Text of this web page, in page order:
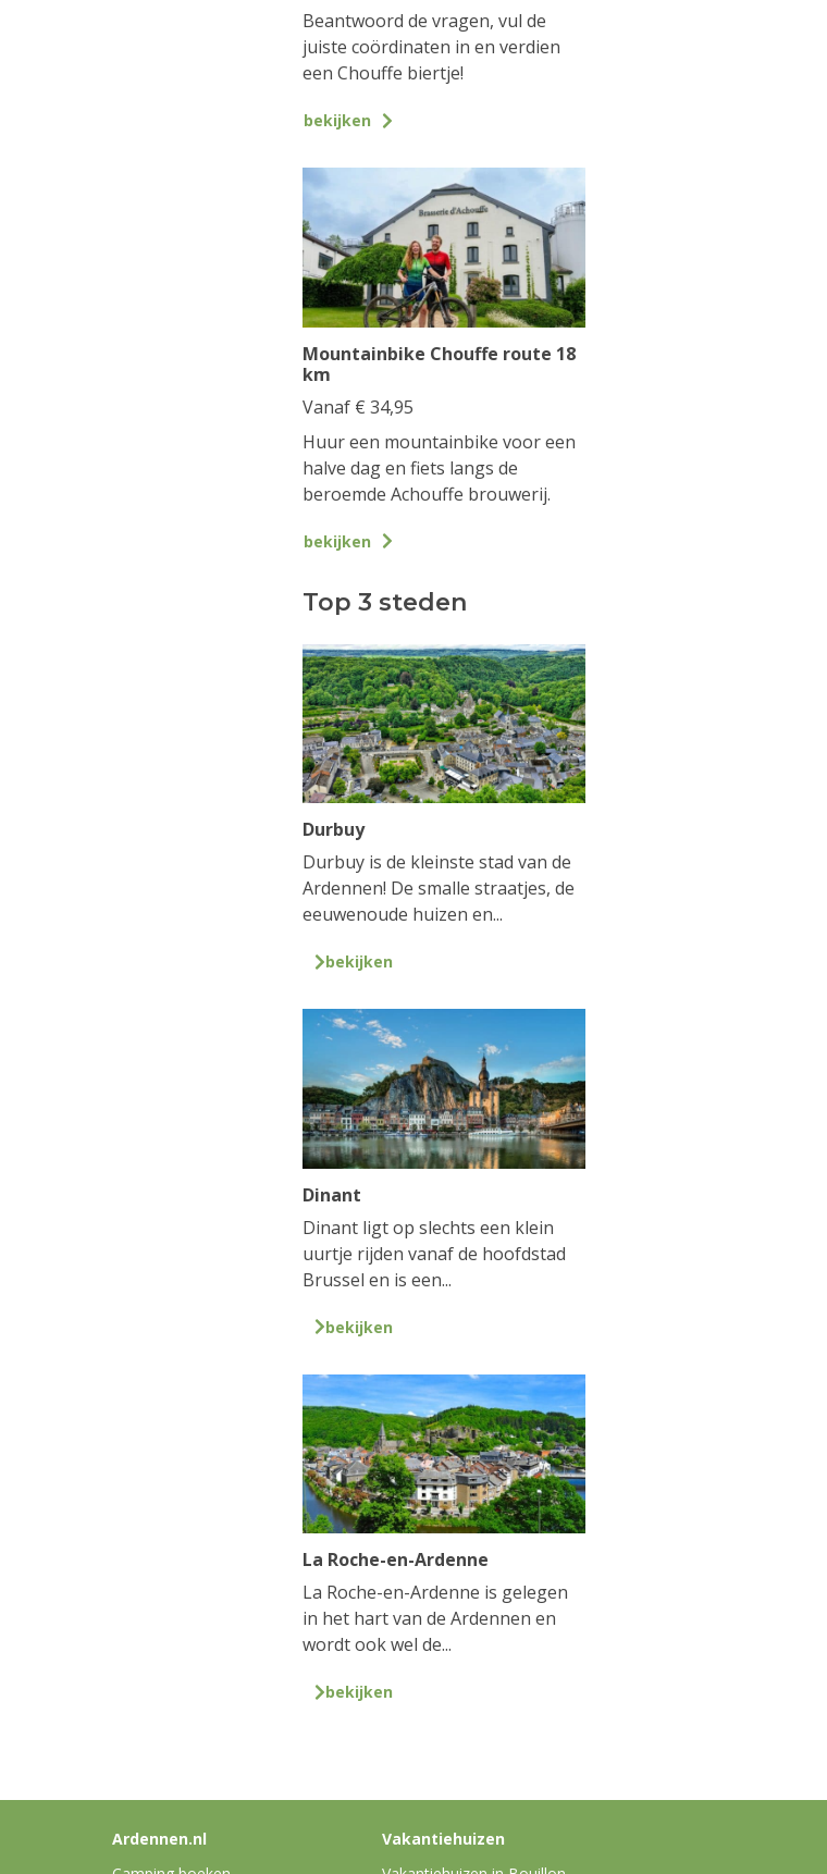
Beantwoord de vragen, vul de
juiste coördinaten in en verdien
een Chouffe biertje!
bekijken
Mountainbike Chouffe route 18
km
Vanaf € 34,95
Huur een mountainbike voor een
halve dag en fiets langs de
beroemde Achouffe brouwerij.
bekijken
Top 3 steden
Durbuy
Durbuy is de kleinste stad van de
Ardennen! De smalle straatjes, de
eeuwenoude huizen en...
bekijken
Dinant
Dinant ligt op slechts een klein
uurtje rijden vanaf de hoofdstad
Brussel en is een...
bekijken
La Roche-en-Ardenne
La Roche-en-Ardenne is gelegen
in het hart van de Ardennen en
wordt ook wel de...
bekijken
Ardennen.nl
Vakantiehuizen